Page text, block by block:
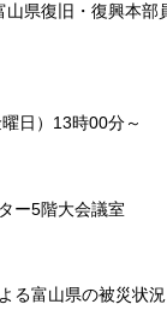
県復旧・復興本部
日）13時00分～
ー5階大会議室
る富山県の被災状